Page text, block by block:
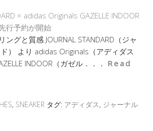
グと質感 JOURNAL STANDARD（ジャ
） より adidas Originals（アディダス
INDOOR（ガゼル．．． Read
, SNEAKER タグ: アディダス, ジャーナル